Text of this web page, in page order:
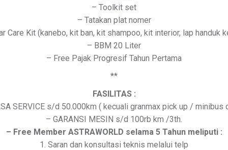
– Toolkit set
– Tatakan plat nomer
Care Kit (kanebo, kit ban, kit shampoo, kit interior, lap handuk
– BBM 20 Liter
– Free Pajak Progresif Tahun Pertama
**
FASILITAS :
SERVICE s/d 50.000km ( kecuali granmax pick up / minibus
– GARANSI MESIN s/d 100rb km /3th.
– Free Member ASTRAWORLD selama 5 Tahun meliputi :
1. Saran dan konsultasi teknis melalui telp